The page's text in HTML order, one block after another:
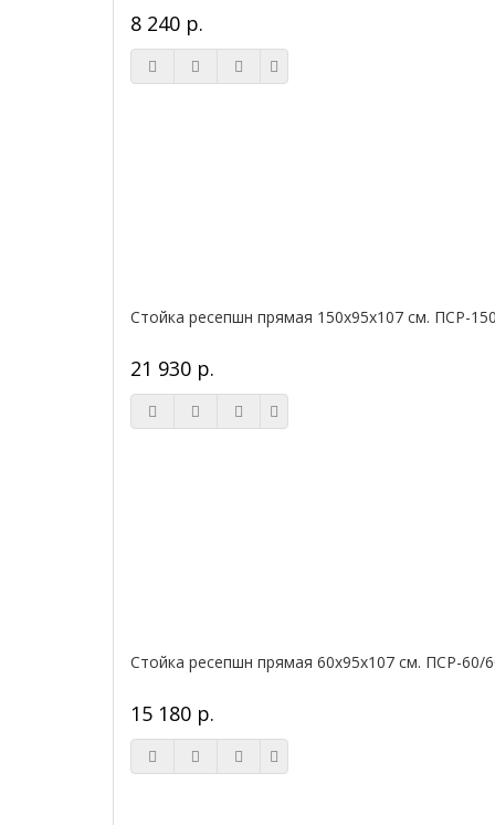
8 240 р.
Стойка ресепшн прямая 150х95х107 см. ПСР-
21 930 р.
Стойка ресепшн прямая 60х95х107 см. ПСР-60/
15 180 р.